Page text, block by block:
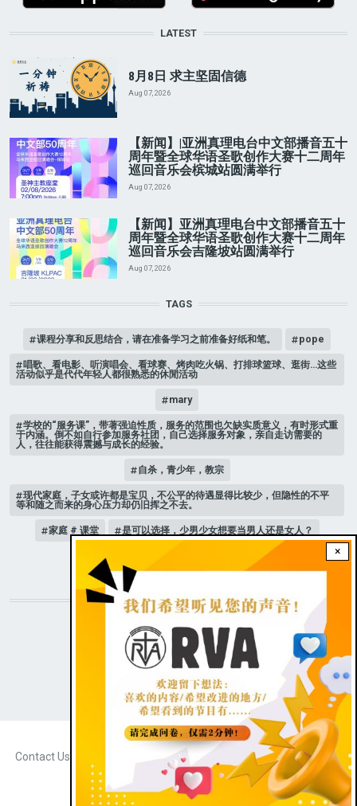
×
LATEST
8月8日 求主坚固信德
Aug 07, 2026
【新闻】|亚洲真理电台中文部播音五十
周年暨全球华语圣歌创作大赛十二周年
巡回音乐会槟城站圆满举行
Aug 07, 2026
【新闻】亚洲真理电台中文部播音五十
周年暨全球华语圣歌创作大赛十二周年
巡回音乐会吉隆坡站圆满举行
Aug 07, 2026
TAGS
课程分享和反思结合，请在准备学习之前准备好纸和笔。 pope
唱歌、看电影、听演唱会、看球赛、烤肉吃火锅、打排球篮球、逛街…这些
活动似乎是代代年轻人都很熟悉的休閒活动
mary
学校的“服务课”，带著强迫性质，服务的范围也欠缺实质意义，有时形式重
于内涵。倒不如自行参加服务社团，自己选择服务对象，亲自走访需要的
人，往往能获得震撼与成长的经验。
自杀，青少年，教宗
现代家庭，子女或许都是宝贝，不公平的待遇显得比较少，但隐性的不平
等和随之而来的身心压力却仍旧挥之不去。
家庭 # 课堂 是可以选择，少男少女想要当男人还是女人？
STAY CONNECTED WITH US!
Radio Veritas Asia © 2023
Contact Us
Dark theme